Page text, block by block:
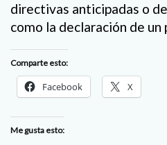
directivas anticipadas o
como la declaración de un
Comparte esto:
Facebook X
Me gusta esto: